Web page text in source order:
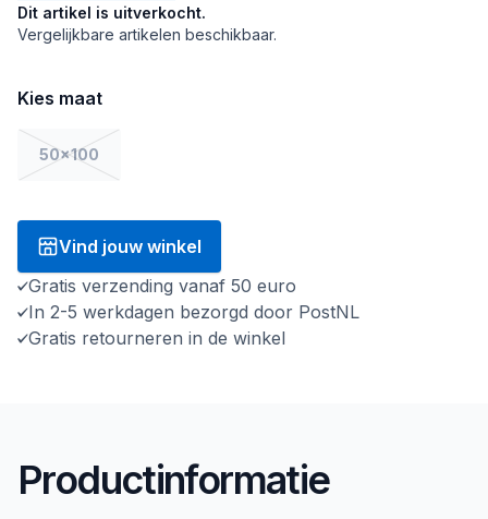
Dit artikel is uitverkocht.
Vergelijkbare artikelen beschikbaar.
Kies maat
50x100
Vind jouw winkel
Gratis verzending vanaf 50 euro
In 2-5 werkdagen bezorgd door PostNL
Gratis retourneren in de winkel
Productinformatie